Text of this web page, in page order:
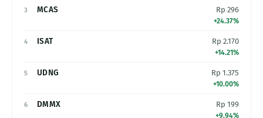
3 MCAS Rp 296
+24.37%
4 ISAT Rp 2.170
+14.21%
5 UDNG Rp 1.375
+10.00%
6 DMMX Rp 199
+9.94%